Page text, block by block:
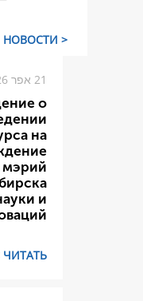
< ВСЕ НОВОСТИ
21 אפר 2026
о
на
и
ЧИТАТЬ >